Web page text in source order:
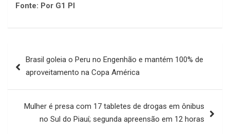
Fonte: Por G1 PI
de
Brasil goleia o Peru no Engenhão e mantém 100% de
aproveitamento na Copa América
Mulher é presa com 17 tabletes de drogas em ônibus
no Sul do Piauí; segunda apreensão em 12 horas